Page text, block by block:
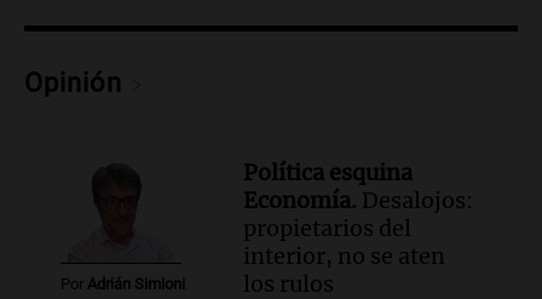
Audio.
Episodios
Audio.
Cómo serán los desalojos exprés
y contratos de alquiler si se aprueba la
ley de propiedad privada
Opinión
Por Adrián Simioni
Política esquina
Economía. Desalojos:
propietarios del
interior, no se aten
los rulos